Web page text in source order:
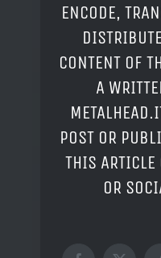
ENCODE,
CONTENT OF
A
POST OR
THIS ARTICLE
OR